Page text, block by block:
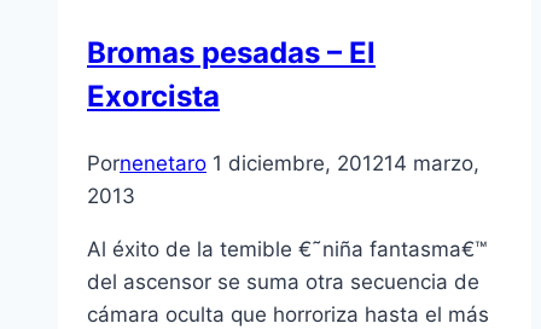
Bromas pesadas – El
Exorcista
Pornenetaro 1 diciembre, 201214 marzo,
2013
Al éxito de la temible €˜niña fantasma€™
del ascensor se suma otra secuencia de
cámara oculta que horroriza hasta el más